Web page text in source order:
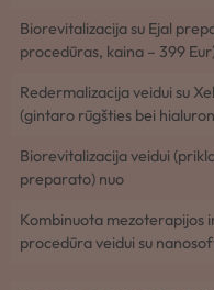
Biorevitalizacija su Ejal
procedūras, kaina – 399
Redermalizacija veidui su
(gintaro rūgšties bei
Biorevitalizacija veidui
preparato) nuo
Kombinuota mezoterapijos
procedūra veidui su